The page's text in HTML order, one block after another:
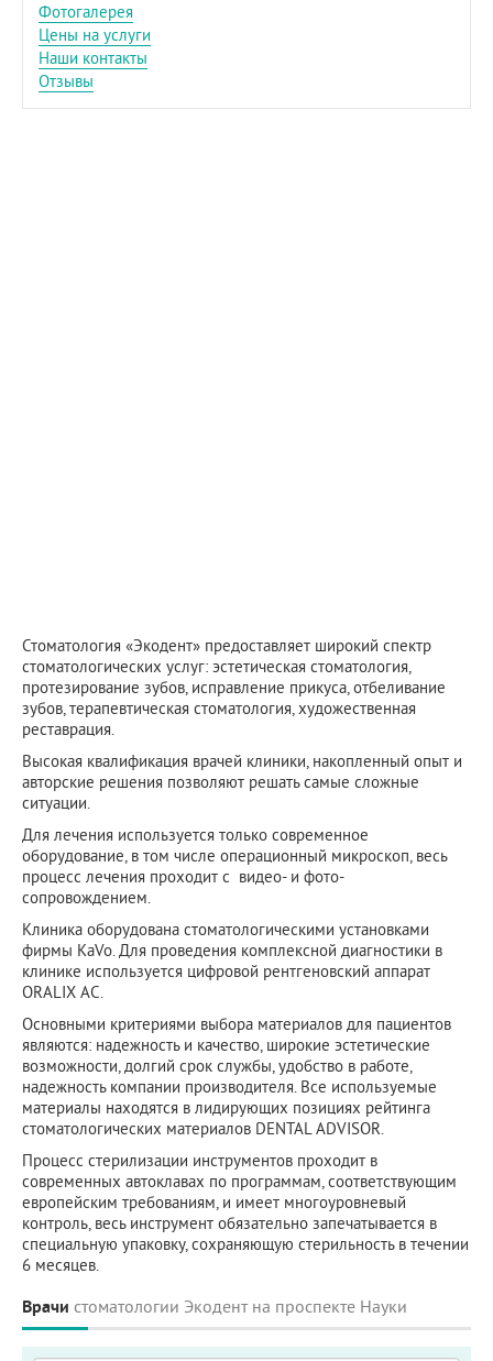
Фотогалерея
Цены на услуги
Наши контакты
Отзывы
Стоматология «Экодент» предоставляет широкий спектр
стоматологических услуг: эстетическая стоматология,
протезирование зубов, исправление прикуса, отбеливание
зубов, терапевтическая стоматология, художественная
реставрация.
Высокая квалификация врачей клиники, накопленный опыт и
авторские решения позволяют решать самые сложные
ситуации.
Для лечения используется только современное
оборудование, в том числе операционный микроскоп, весь
процесс лечения проходит с видео- и фото-
сопровождением.
Клиника оборудована стоматологическими установками
фирмы KaVo. Для проведения комплексной диагностики в
клинике используется цифровой рентгеновский аппарат
ORALIX AC.
Основными критериями выбора материалов для пациентов
являются: надежность и качество, широкие эстетические
возможности, долгий срок службы, удобство в работе,
надежность компании производителя. Все используемые
материалы находятся в лидирующих позициях рейтинга
стоматологических материалов DENTAL ADVISOR.
Процесс стерилизации инструментов проходит в
современных автоклавах по программам, соответствующим
европейским требованиям, и имеет многоуровневый
контроль, весь инструмент обязательно запечатывается в
специальную упаковку, сохраняющую стерильность в течении
6 месяцев.
Врачи стоматологии Экодент на проспекте Науки